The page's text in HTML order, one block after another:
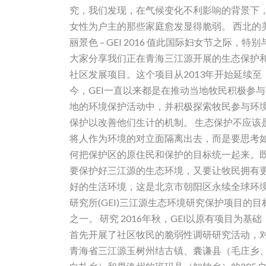
究，我们发现，在气候变化不利影响的背景下，
女性为户主的那些家庭愈发显得脆弱。 西北的
丽景色 – GEI 2016 值此国际妇女节之际，特别
大家分享我们正在青海三江源开展的生态保护
社区发展项目。这个项目从2013年开始延续至
今，GEI一直以来都是在推动当地牧民积极参
地的环境保护活动中，并积极探索牧民参与环
保护以改善他们生计的机制。 生态保护不应该
将人作为环境的对立面隔离出去，而是要思考
何把保护区的原住民和保护的目标统一起来。
要保护好三江源的生态环境，又要让牧民拥有
好的生活环境，这是北京市朝阳区永续全球环
研究所(GEI)三江源生态环境研究保护项目的目
之一。 研究 2016年秋，GEI以原有项目为基础，
首先开展了社区牧民的脆弱性调研研究活动，
青海省三江源玉树州结古镇、囊谦县（毛庄乡、